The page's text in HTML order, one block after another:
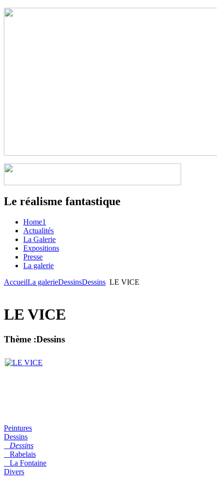
Le réalisme fantastique
Home1
Actualités
La Galerie
Expositions
Presse
La galerie
AccueilLa galerieDessinsDessins LE VICE
LE VICE
Thème :Dessins
Peintures
Dessins
Dessins
Rabelais
La Fontaine
Divers